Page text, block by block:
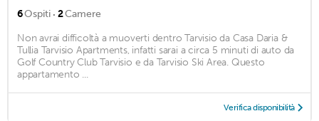
6Ospiti · 2Camere
Non avrai difficoltà a muoverti dentro Tarvisio da Casa Daria &
Tullia Tarvisio Apartments, infatti sarai a circa 5 minuti di auto da
Golf Country Club Tarvisio e da Tarvisio Ski Area. Questo
appartamento ...
Verifica disponibilità